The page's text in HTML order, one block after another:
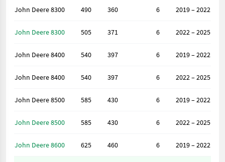
John Deere 8300 490 360 6 2019 – 2022
John Deere 8300 505 371 6 2022 – 2025
John Deere 8400 540 397 6 2019 – 2022
John Deere 8400 540 397 6 2022 – 2025
John Deere 8500 585 430 6 2019 – 2022
John Deere 8500 585 430 6 2022 – 2025
John Deere 8600 625 460 6 2019 – 2022